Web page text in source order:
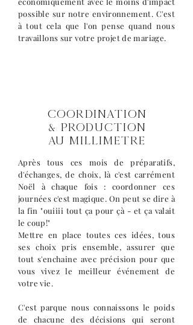
possible sur notre environnement. C'est
à tout cela que l'on pense quand nous
travaillons sur votre projet de mariage.
Coordination
& PRODUCTION
AU MILLIMETRE
Après tous ces mois de préparatifs,
d'échanges, de choix, là c'est carrément
Noël à chaque fois : coordonner ces
journées c'est magique. On peut se dire à
la fin "ouiiii tout ça pour çà - et ça valait
le coup!"
Mettre en place toutes ces idées, tous
ses choix pris ensemble, assurer que
tout s'enchaine avec précision pour que
vous vivez le meilleur événement de
votre vie.
C'est parque nous connaissons le poids
de chacune des décisions qui seront